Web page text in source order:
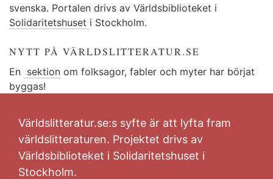
svenska. Portalen drivs av Världsbiblioteket i
Solidaritetshuset i Stockholm.
NYTT PÅ VÄRLDSLITTERATUR.SE
En sektion om folksagor, fabler och myter har börjat
byggas!
Världslitteratur.se:s syfte är att lyfta fram
världslitteraturen. Projektet drivs av
Världsbiblioteket i Solidaritetshuset i
Stockholm.